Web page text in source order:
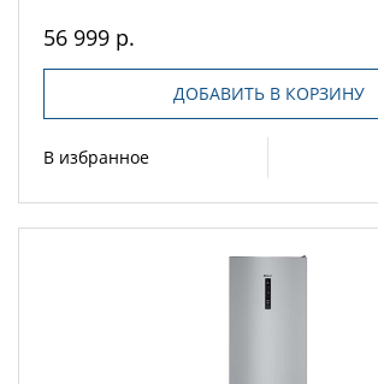
56 999 р.
ДОБАВИТЬ В КОРЗИНУ
В избранное